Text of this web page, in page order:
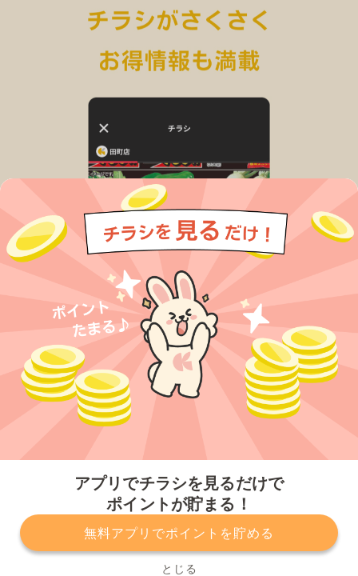
アプリでチラシを見るだけで
ポイントが貯まる！
無料アプリでポイントを貯める
とじる
プライバシーポリシー 利用規約
運営会社
サービスに関してのお問い合わせ